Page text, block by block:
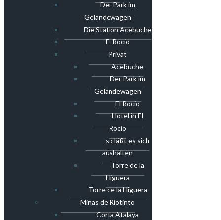
Der Park im
Geländewagen
Die Station Acebuche
El Rocio
Privat
Acebuche
Der Park im
Geländewagen
El Rocio
Hotel in El
Rocio
so läßt es sich
aushalten
Torre de la
Higuera
Torre de la Higuera
Minas de Riotinto
Corta Atalaya